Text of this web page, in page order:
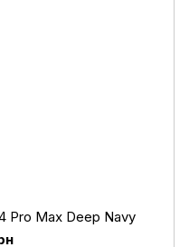
Pro Max Deep Navy